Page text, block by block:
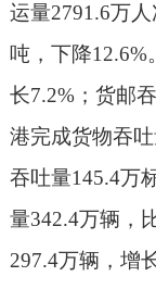
运量2791.6万人
吨，下降12.6%
长7.2%；货邮
港完成货物吞
吞吐量145.4万
量342.4万辆，
297.4万辆，增